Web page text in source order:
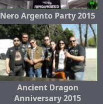
Nero Argento Party 2015
Ancient Dragon
Anniversary 2015